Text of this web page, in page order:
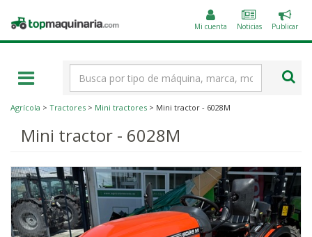
Topmaquinaria.com Mi cuenta Noticias
un
Publicar
Agrícola > Tractores > Mini tractores > Mini tractor - 6028M
Mini tractor - 6028M